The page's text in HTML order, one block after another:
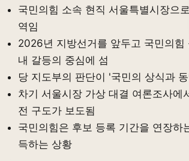
국민의힘 소속 현직 서울특별시장으
역임
2026년 지방선거를 앞두고 국민의
내 갈등의 중심에 섬
당 지도부의 판단이 '국민의 상식과
차기 서울시장 가상 대결 여론조사에
전 구도가 보도됨
국민의힘은 후보 등록 기간을 연장하
득하는 상황